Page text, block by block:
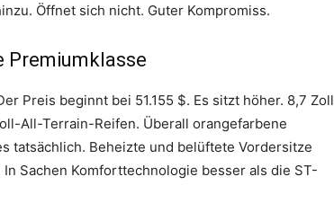
Öffnet sich nicht. Guter Kompromiss.
Premiumklasse
Preis beginnt bei 51.155 $. Es sitzt höher. 8,7 Zoll
All-Terrain-Reifen. Überall orangefarbene
tatsächlich. Beheizte und belüftete Vordersitze
Sachen Komforttechnologie besser als die ST-